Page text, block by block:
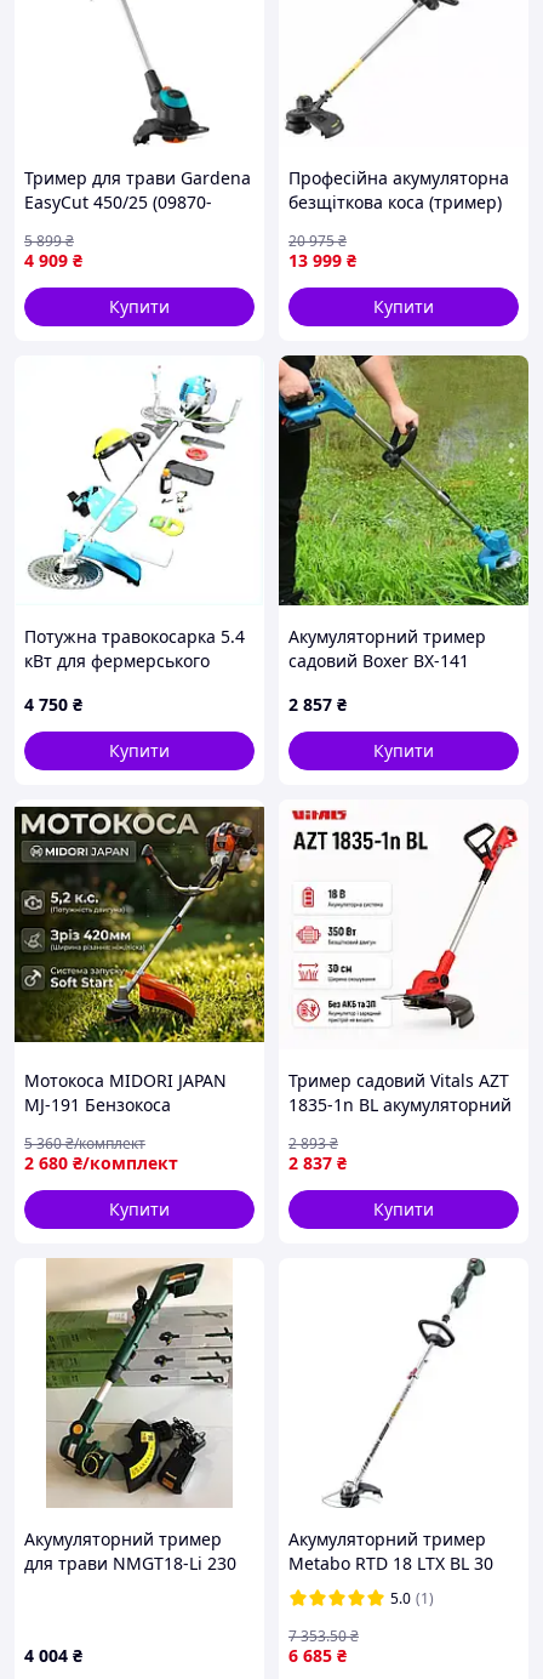
Тример для трави Gardena
EasyCut 450/25 (09870-
4 909 ₴
5 899₴
Купити
Професійна акумуляторна
безщіткова коса (тример)
АКБ,косіння 38 см, ніж і
жилка
13 999 ₴
20 975₴
Купити
Потужна травокосарка 5.4
кВт для фермерського
4 750 ₴
Купити
Акумуляторний тример
садовий Boxer BX-141
акумулятора
2 857 ₴
Купити
Мотокоса MIDORI JAPAN
MJ-191 Бензокоса
Ніж Бензинова коса 5,2 к.с
Потужна мотокоса Система
Soft Start
2 680 ₴/комплект
5 360₴/комплект
Купити
Тример садовий Vitals AZT
1835-1n BL акумуляторний
(243557)
2 837 ₴
2 893₴
Купити
Акумуляторний тример
для трави NMGT18-Li 230
4 004 ₴
Акумуляторний тример
Metabo RTD 18 LTX BL 30
(каркас)
5.0 (1)
6 685 ₴
7 353.50₴